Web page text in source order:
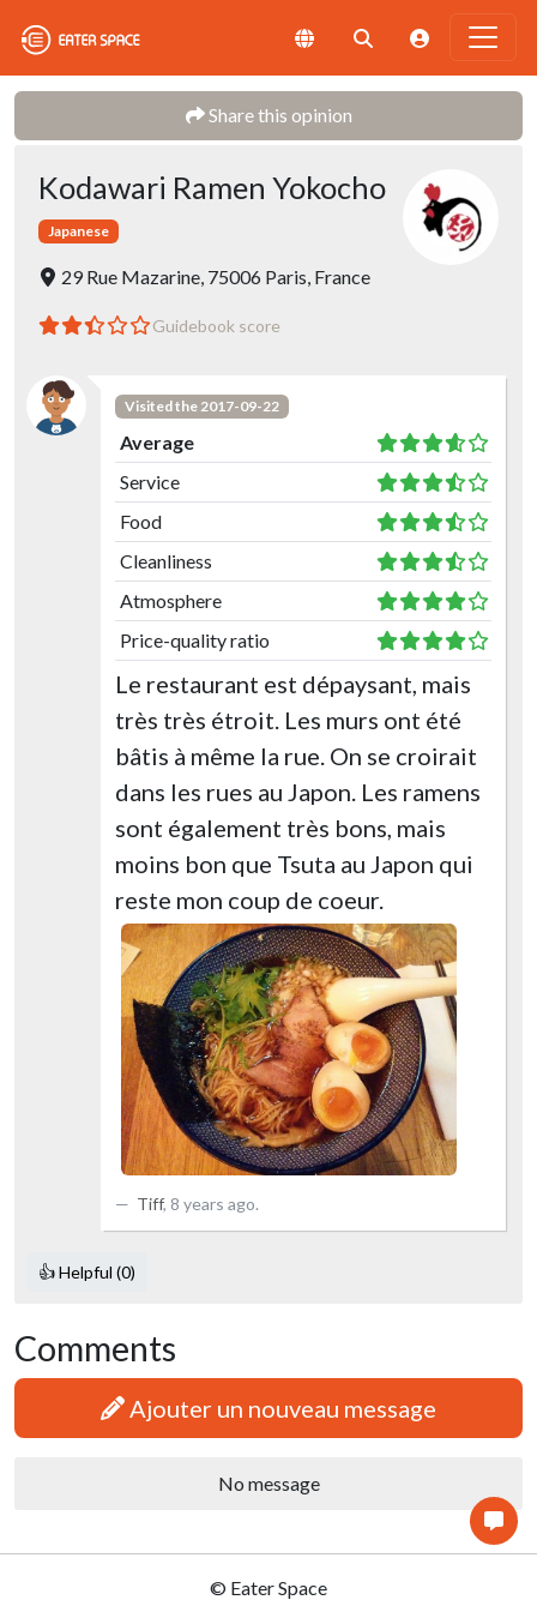
Share this opinion
Kodawari Ramen Yokocho
Japanese
29 Rue Mazarine, 75006 Paris, France
Guidebook score
Visited the 2017-09-22
Average
Service
Food
Cleanliness
Atmosphere
Price-quality ratio
Le restaurant est dépaysant, mais
très très étroit. Les murs ont été
bâtis à même la rue. On se croirait
dans les rues au Japon. Les ramens
sont également très bons, mais
moins bon que Tsuta au Japon qui
reste mon coup de coeur.
Tiff, 8 years ago.
👍 Helpful (0)
Comments
Ajouter un nouveau message
No message
© Eater Space